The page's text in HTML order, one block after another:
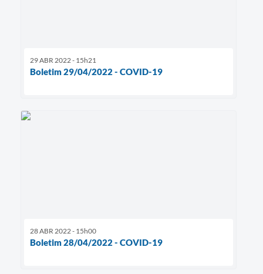
29 ABR 2022 - 15h21
Boletim 29/04/2022 - COVID-19
28 ABR 2022 - 15h00
Boletim 28/04/2022 - COVID-19